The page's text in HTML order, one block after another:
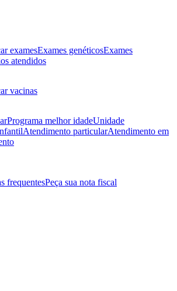
examesExames genéticosExames
atendidos
vacinas
Programa melhor idadeUnidade
Atendimento particularAtendimento em
frequentesPeça sua nota fiscal